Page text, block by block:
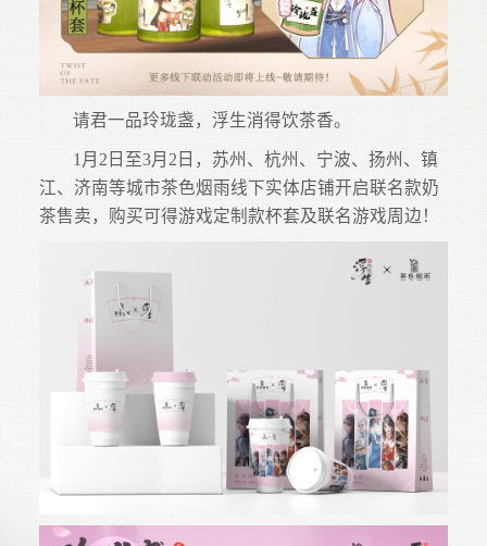
请君一品玲珑盏，浮生消得饮茶香。
1月2日至3月2日，苏州、杭州、宁波、扬州、镇
江、济南等城市茶色烟雨线下实体店铺开启联名款奶
茶售卖，购买可得游戏定制款杯套及联名游戏周边！